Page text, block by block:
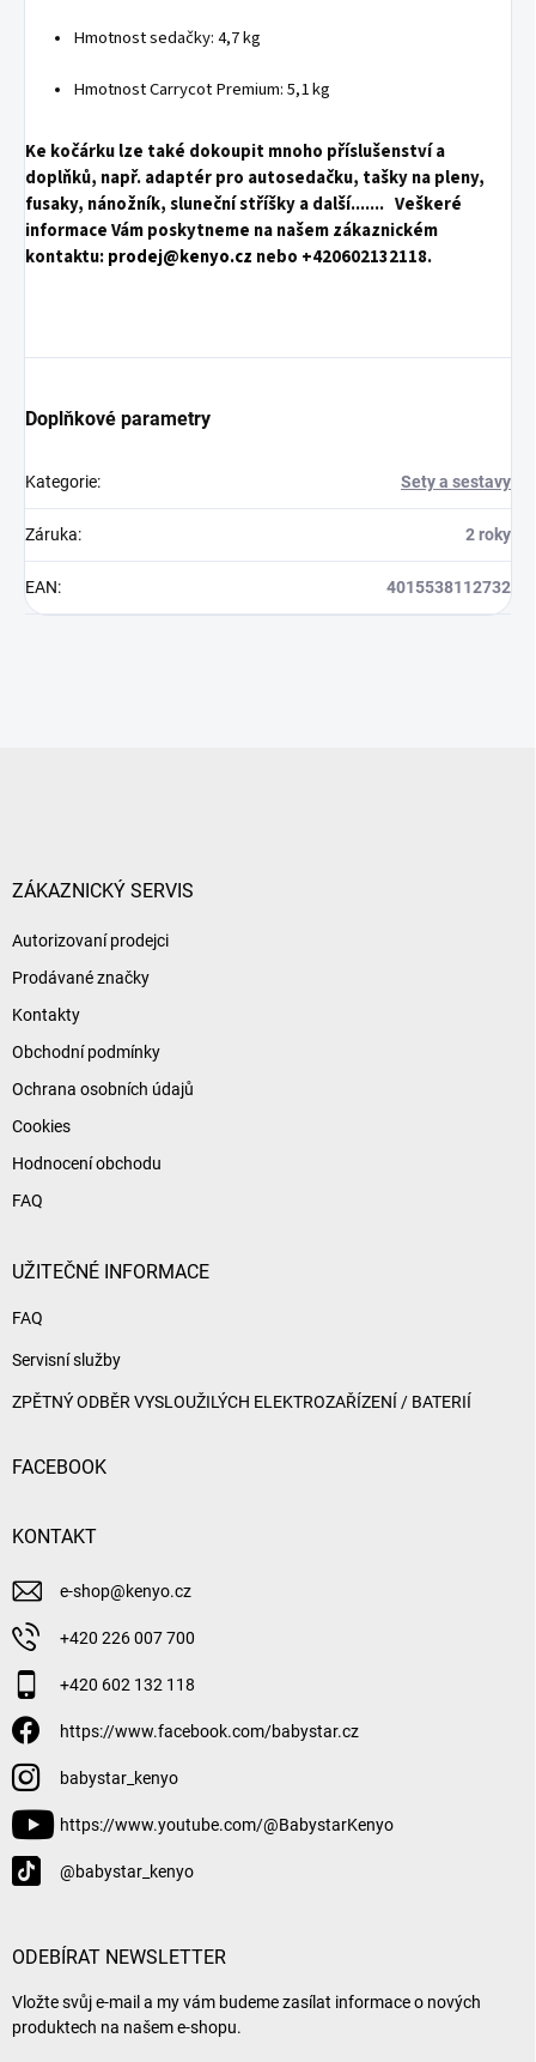
Hmotnost sedačky: 4,7 kg
Hmotnost Carrycot Premium: 5,1 kg
Ke kočárku lze také dokoupit mnoho příslušenství a
doplňků, např. adaptér pro autosedačku, tašky na pleny,
fusaky, nánožník, sluneční stříšky a další....... Veškeré
informace Vám poskytneme na našem zákaznickém
kontaktu:prodej@kenyo.cz nebo +420602132118.
Doplňkové parametry
Kategorie: Sety a sestavy
Záruka: 2 roky
EAN: 4015538112732
ZÁKAZNICKÝ SERVIS
Autorizovaní prodejci
Prodávané značky
Kontakty
Obchodní podmínky
Ochrana osobních údajů
Cookies
Hodnocení obchodu
FAQ
UŽITEČNÉ INFORMACE
FAQ
Servisní služby
ZPĚTNÝ ODBĚR VYSLOUŽILÝCH ELEKTROZAŘÍZENÍ / BATERIÍ
FACEBOOK
KONTAKT
e-shop@kenyo.cz
+420 226 007 700
+420 602 132 118
https://www.facebook.com/babystar.cz
babystar_kenyo
https://www.youtube.com/@BabystarKenyo
@babystar_kenyo
ODEBÍRAT NEWSLETTER
Vložte svůj e-mail a my vám budeme zasílat informace o nových
produktech na našem e-shopu.